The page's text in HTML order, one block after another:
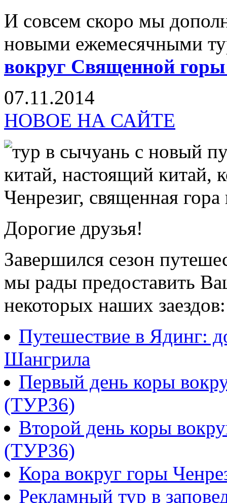
И совсем скоро мы
новыми ежемесячными
вокруг Священной
07.11.2014
НОВОЕ НА САЙТЕ
Дорогие друзья!
Завершился сезон
мы рады предоставить
некоторых наших заездов:
Путешествие в Ядинг:
Шангрила
Первый день коры
(ТУР36)
Второй день коры
(ТУР36)
Кора вокруг горы
Рекламный тур в